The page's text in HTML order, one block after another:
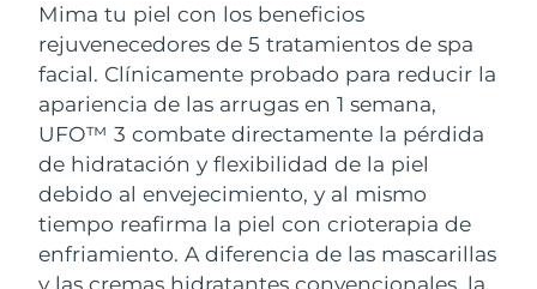
Mima tu piel con los beneficios
rejuvenecedores de 5 tratamientos de spa
facial. Clínicamente probado para reducir la
apariencia de las arrugas en 1 semana,
UFO™ 3 combate directamente la pérdida
de hidratación y flexibilidad de la piel
debido al envejecimiento, y al mismo
tiempo reafirma la piel con crioterapia de
enfriamiento. A diferencia de las mascarillas
y las cremas hidratantes convencionales, la
LUNA™ 4 Plus
Massage, LED heating
LUNA™ 4 Men
For men, anti-aging massage
BEAR™ 2 go
Microcurrent toning on-the-go
BEAR™ 2 eyes & lips
Microcurrent line smoothing device
Hidratación
UFO™ 3 pack
Deep facial hydration
UFO™ 3 LED
Near-infrared and red light therapy
device
Cuidado bucal
issa™ 4
Hybrid silicone sonic toothbrush
issa™ 4 plus
Smart hybrid silicone sonic toothbrush
TRATAMIENTO ANTIEDAD FAQ™
Antiedad Tratamientos LED
NEW
Bosnia y Herzegovina Entrega prevista
Brunéi Entrega prevista 8/15/26
Bulgaria Entrega prevista8/10/26
Canadá Entrega prevista
Chile Entrega prevista